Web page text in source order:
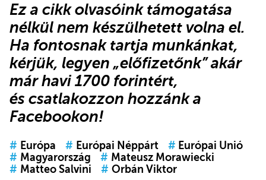
Ez a cikk olvasóink támogatása
nélkül nem készülhetett volna el.
Ha fontosnak tartja munkánkat,
kérjük, legyen „előfizetőnk”akár
már havi 1700 forintért,
és csatlakozzon hozzánk a
Facebookon!
# Európa # Európai Néppárt # Európai Unió
# Magyarország # Mateusz Morawiecki
# Matteo Salvini # Orbán Viktor